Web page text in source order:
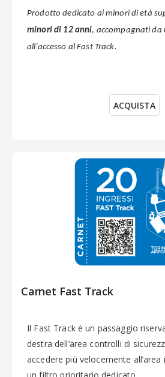
Prodotto dedicato ai minori di età
minori di 12 anni, accompagnati
all’accesso al Fast Track.
ACQUISTA
Carnet Fast Track
Il Fast Track è un passaggio
destra dell’area controlli di
accedere più velocemente